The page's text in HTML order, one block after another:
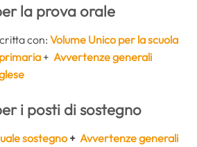
la prova orale
con: Volume Unico per la scuola
+ Avvertenze generali
i posti di sostegno
sostegno+ Avvertenze generali